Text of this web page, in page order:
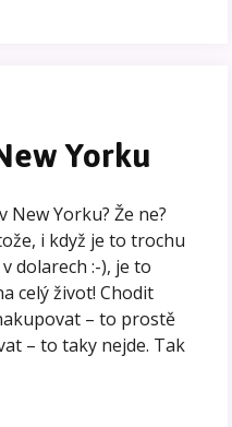
Yorku
New Yorku? Že ne?
i když je to trochu
dolarech :-), je to
celý život! Chodit
– to prostě
– to taky nejde. Tak